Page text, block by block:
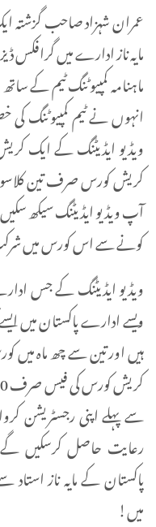
عمران شہزاد صاحب گزشتہ
مایہ ناز ادارے میں گرافکس
ماہنامہ کمپیوٹنگ ٹیم کے
انہوں نے ٹیم کمپیوٹنگ
ویڈیو ایڈیٹنگ کے ایک
کریش کورس صرف تین
آپ ویڈیو ایڈیٹنگ سیکھ
کونے سے اس کورس میں
ویڈیو ایڈیٹنگ کے جس
ویسے ادارے پاکستان میں
رعایت حاصل کرسکیں
پاکستان کے مایہ ناز
میں!